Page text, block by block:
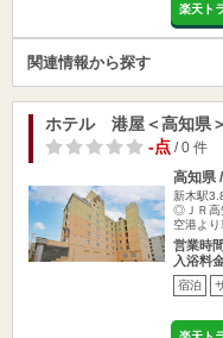
楽天ト
関連情報から探す
ホテル 港屋＜高知県＞
-点/ 0 件
高知県
新木駅
◎ＪＲ高
空港より
営業時間
入浴料
宿泊